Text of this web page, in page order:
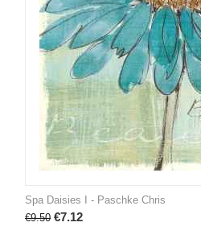
Spa Daisies I - Paschke Chris
€9.50 €7.12